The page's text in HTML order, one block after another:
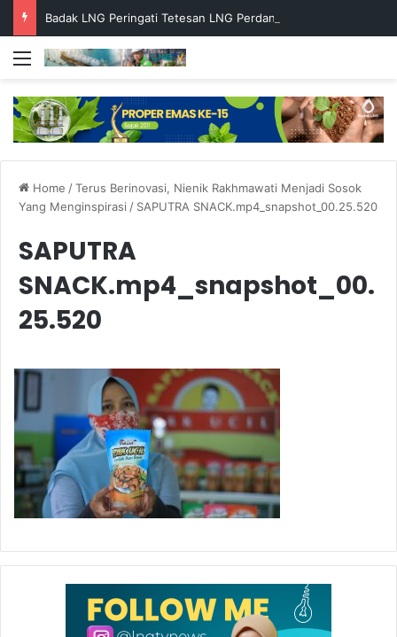
Menu
Home /Terus Berinovasi, Nienik Rakhmawati Menjadi Sosok
Yang Menginspirasi / SAPUTRA SNACK.mp4_snapshot_00.25.520
SAPUTRA
SNACK.mp4_snapshot_00.
25.520